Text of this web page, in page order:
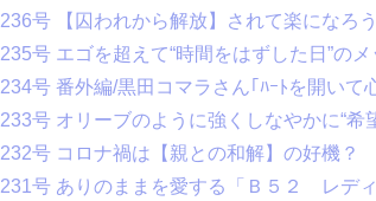
236号 【囚われから解放】されて楽になろう
235号 エゴを超えて“時間をはずした日”の
234号 番外編/黒田コマラさん｢ﾊｰﾄを開いて
233号 オリーブのように強くしなやかに“希
232号 コロナ禍は【親との和解】の好機？
231号 ありのままを愛する「Ｂ５２ レディ